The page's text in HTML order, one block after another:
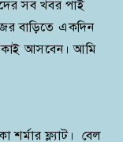
সব খবর পাই
বাড়িতে একদিন
আসবেন। আমি
শর্মার ফ্ল্যাট। বেল